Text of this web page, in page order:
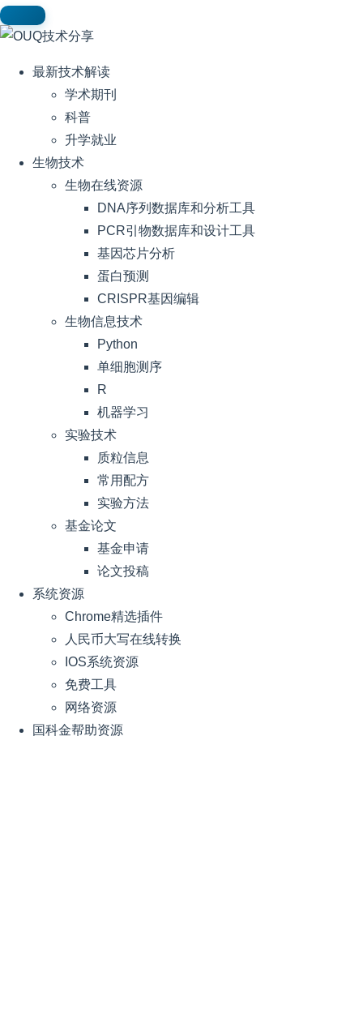
最新技术解读
学术期刊
科普
升学就业
生物技术
生物在线资源
DNA序列数据库和分析工具
PCR引物数据库和设计工具
基因芯片分析
蛋白预测
CRISPR基因编辑
生物信息技术
Python
单细胞测序
R
机器学习
实验技术
质粒信息
常用配方
实验方法
基金论文
基金申请
论文投稿
系统资源
Chrome精选插件
人民币大写在线转换
IOS系统资源
免费工具
网络资源
国科金帮助资源